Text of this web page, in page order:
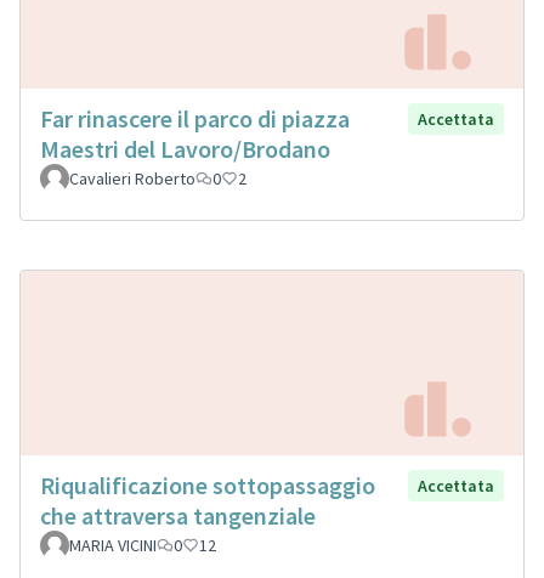
Far rinascere il parco di piazza
Maestri del Lavoro/Brodano
Accettata
Cavalieri Roberto 0 2
Riqualificazione sottopassaggio
che attraversa tangenziale
Accettata
MARIA VICINI 0 12